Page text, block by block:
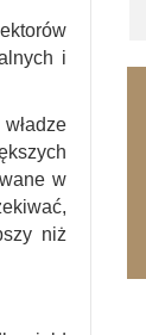
i
w
niż